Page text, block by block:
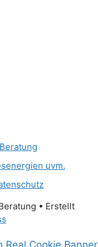
uvm.
• Erstellt
Real Cookie Banner